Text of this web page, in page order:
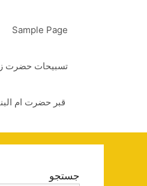
Sample Page
تسبیحات حضرت
قبر حضرت ام
جستجو